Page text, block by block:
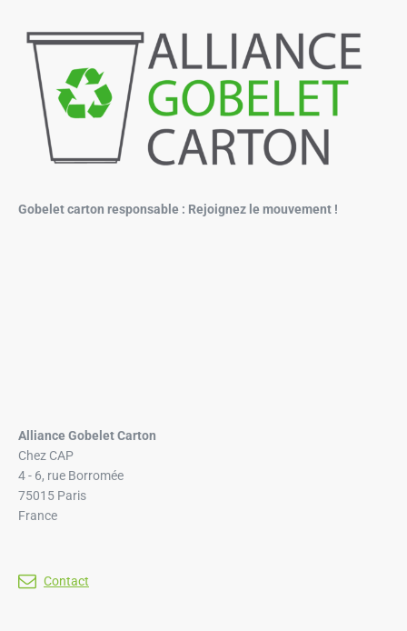
Gobelet carton responsable : Rejoignez le mouvement !
Alliance Gobelet Carton
Chez CAP
4 - 6, rue Borromée
75015 Paris
France
Contact